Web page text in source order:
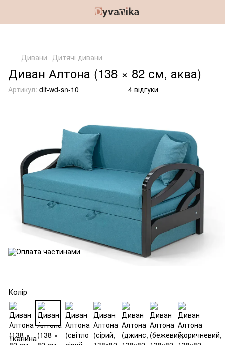
Дивани Дитячі дивани
Диван Алтона (138 × 82 см, аква)
Артикул: dlf-wd-sn-10 4 відгуки
Колір
Тканина